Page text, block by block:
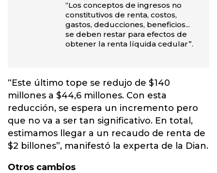
“Los conceptos de ingresos no
constitutivos de renta, costos,
gastos, deducciones, beneficios...
se deben restar para efectos de
obtener la renta líquida cedular”.
“Este último tope se redujo de $140
millones a $44,6 millones. Con esta
reducción, se espera un incremento pero
que no va a ser tan significativo. En total,
estimamos llegar a un recaudo de renta de
$2 billones”, manifestó la experta de la Dian.
Otros cambios